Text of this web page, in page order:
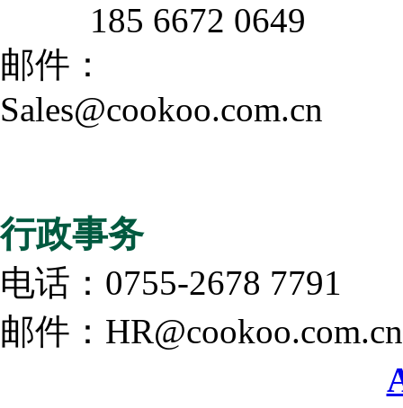
185 6672 0649
邮件：
Sales@cookoo.com.cn
行政事务
电话：0755-2678 7791
邮件：HR@cookoo.com.cn